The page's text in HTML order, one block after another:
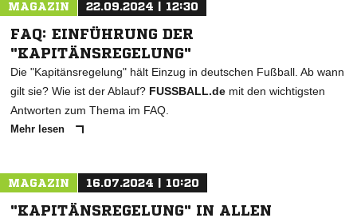
MAGAZIN 22.09.2024 | 12:30
FAQ: EINFÜHRUNG DER
"KAPITÄNSREGELUNG"
Die "Kapitänsregelung" hält Einzug in deutschen Fußball. Ab wann
gilt sie? Wie ist der Ablauf? FUSSBALL.de mit den wichtigsten
Antworten zum Thema im FAQ.
Mehr lesen
MAGAZIN 16.07.2024 | 10:20
"KAPITÄNSREGELUNG" IN ALLEN